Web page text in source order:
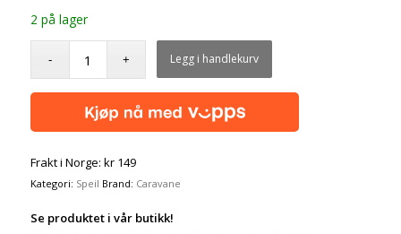
2 på lager
Legg i handlekurv
Frakt i Norge: kr 149
Kategori: Speil Brand: Caravane
Se produktet i vår butikk!